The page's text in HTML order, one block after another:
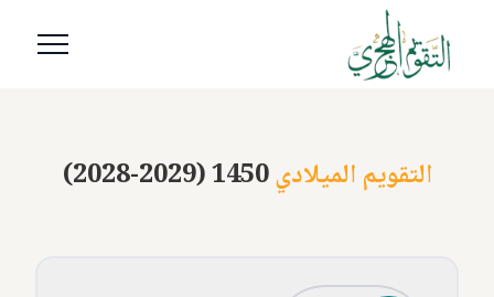
(2028-2029) 1450التقويم الميلادي